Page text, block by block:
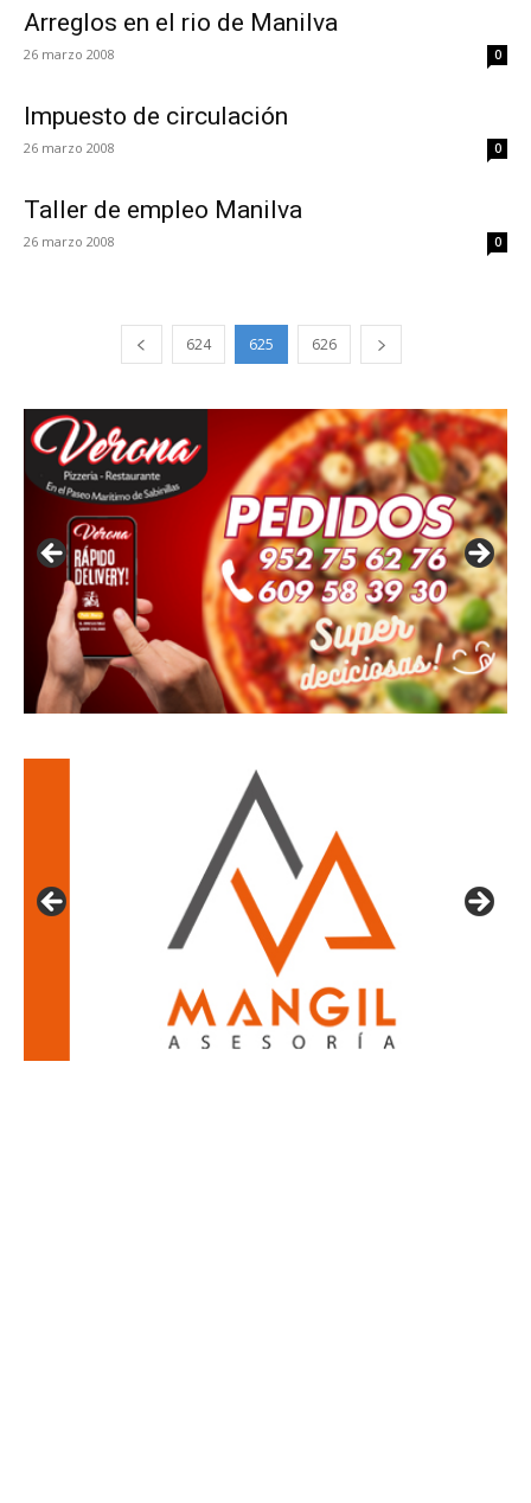
Arreglos en el rio de Manilva
26 marzo 2008 0
Impuesto de circulación
26 marzo 2008 0
Taller de empleo Manilva
26 marzo 2008 0
624 625 626